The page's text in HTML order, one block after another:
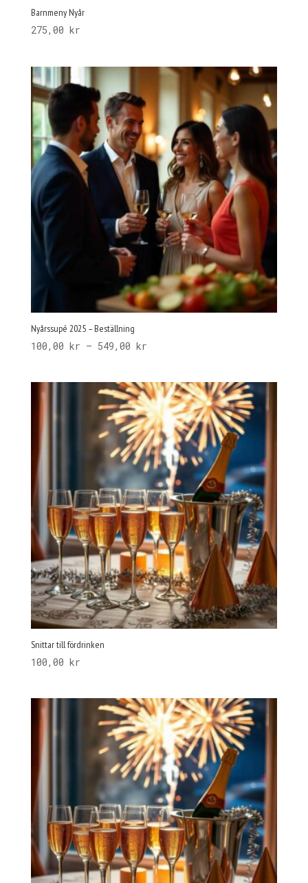
Barnmeny Nyår
275,00 kr
Nyårssupé 2025 – Beställning
100,00 kr – 549,00 krPrisintervall:
549,00 kr
Snittar till fördrinken
100,00 kr